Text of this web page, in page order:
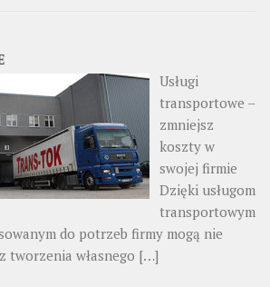
Usługi
transportowe –
zmniejsz
koszty w
swojej firmie
Dzięki usługom
transportowym
do potrzeb firmy mogą nie
tworzenia własnego […]